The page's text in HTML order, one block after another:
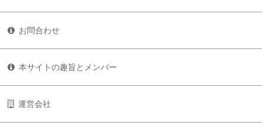
お問合わせ
本サイトの趣旨とメンバー
運営会社